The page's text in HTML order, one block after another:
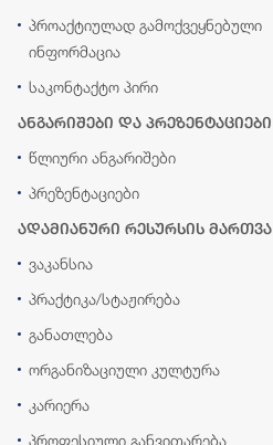
პროაქტიულად გამოქვეყნებული
ინფორმაცია
საკონტაქტო პირი
ანგარიშები და პრეზენტაციები
წლიური ანგარიშები
პრეზენტაციები
ადამიანური რესურსის მართვა
ვაკანსია
პრაქტიკა/სტაჟირება
განათლება
ორგანიზაციული კულტურა
კარიერა
პროფესიული განვითარება